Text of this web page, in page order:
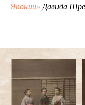
Японии» Давида